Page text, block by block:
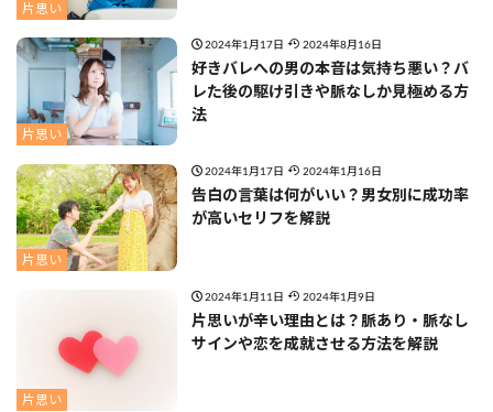
片思い
片思い
2024年1月17日 2024年8月16日
好きバレへの男の本音は気持ち悪い？バ
レた後の駆け引きや脈なしか見極める方
法
片思い
2024年1月17日 2024年1月16日
告白の言葉は何がいい？男女別に成功率
が高いセリフを解説
片思い
2024年1月11日 2024年1月9日
片思いが辛い理由とは？脈あり・脈なし
サインや恋を成就させる方法を解説